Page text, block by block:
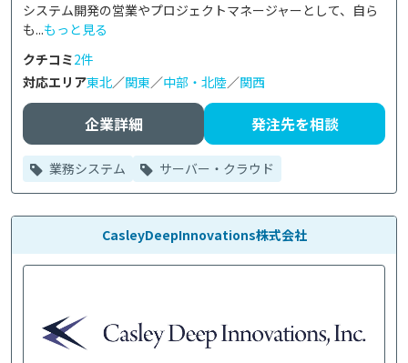
システム開発の営業やプロジェクトマネージャーとして、自ら
も...もっと見る
クチコミ2件
対応エリア東北／関東／中部・北陸／関西
企業詳細 発注先を相談
業務システム サーバー・クラウド
CasleyDeepInnovations株式会社